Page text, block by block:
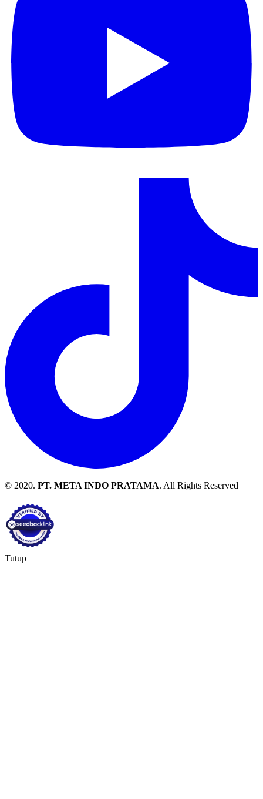
© 2020. PT. META INDO PRATAMA. All Rights Reserved
Tutup